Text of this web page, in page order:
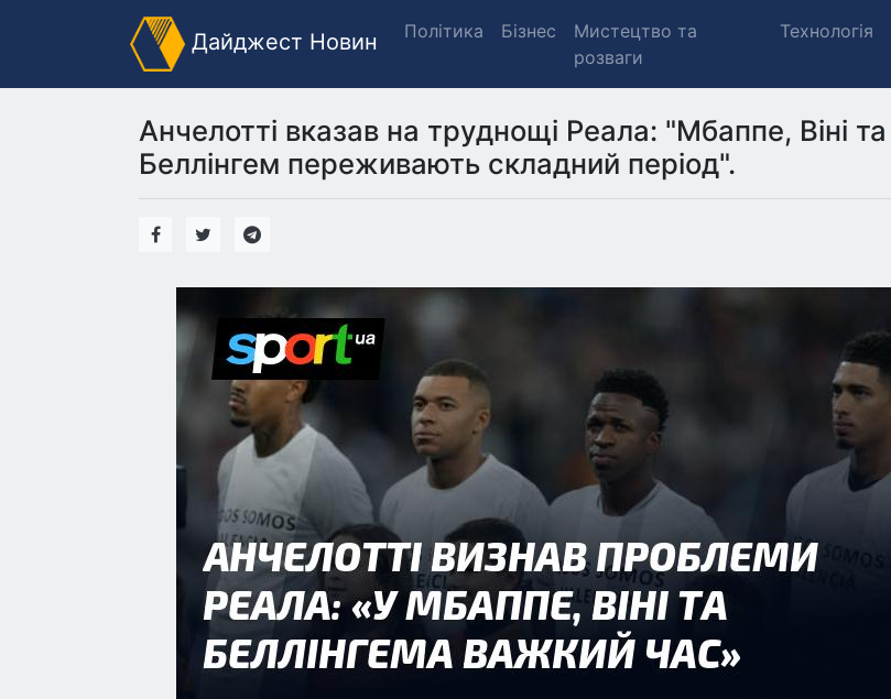
Дайджест Новин Політика Бізнес
Мистецтво та
розваги
Технологія
Анчелотті вказав на труднощі Реала: "Мбаппе, Віні та
Беллінгем переживають складний період".